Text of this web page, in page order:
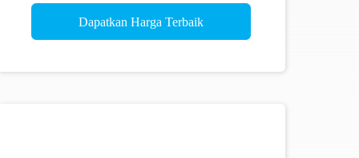
Dapatkan Harga Terbaik